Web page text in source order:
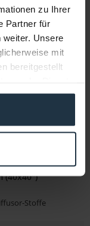
zu Ihrer
Partner für
weiter. Unsere
mit
bereitgestellt
(40x40")
Stoffe